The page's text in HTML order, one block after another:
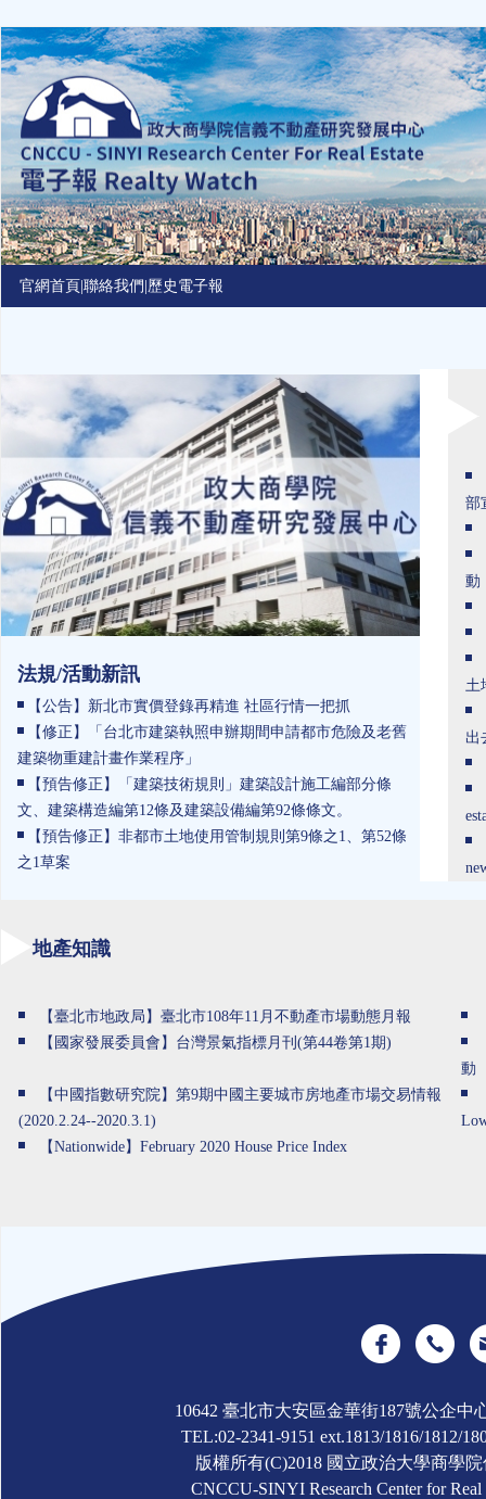
to
navigation
官網首頁 聯絡我們 歷史電子報
部
動
土
出
法規/活動新訊
【公告】新北市實價登錄再精進 社區行情一把抓
【修正】「台北市建築執照申辦期間申請都市危險及老舊
建築物重建計畫作業程序」
【預告修正】「建築技術規則」建築設計施工編部分條
文、建築構造編第12條及建築設備編第92條條文。
【預告修正】非都市土地使用管制規則第9條之1、第52條
之1草案
地產知識
【臺北市地政局】臺北市108年11月不動產市場動態月報
【國家發展委員會】台灣景氣指標月刊(第44卷第1期)
動
【中國指數研究院】第9期中國主要城市房地產市場交易情報
(2020.2.24--2020.3.1)
【Nationwide】February 2020 House Price Index
10642 臺北市大安區金華街187號公企中
TEL:02-2341-9151 ext.1813/1816/1812/
版權所有(C)2018 國立政治大學商學
CNCCU-SINYI Research Center for Real